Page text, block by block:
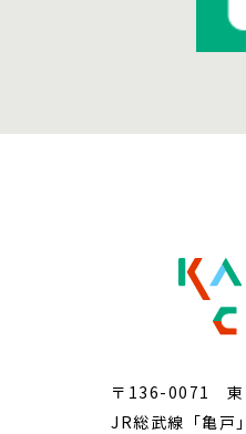
〒136-0071 東
JR総武線「亀